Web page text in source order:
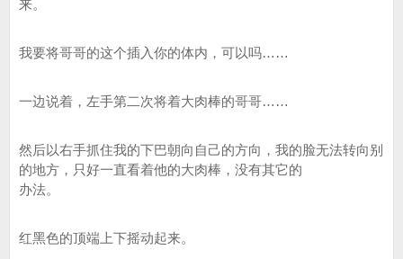
来。
我要将哥哥的这个插入你的体内，可以吗……
一边说着，左手第二次将着大肉棒的哥哥……
然后以右手抓住我的下巴朝向自己的方向，我的脸无法转向别
的地方，只好一直看着他的大肉棒，没有其它的
办法。
红黑色的顶端上下摇动起来。